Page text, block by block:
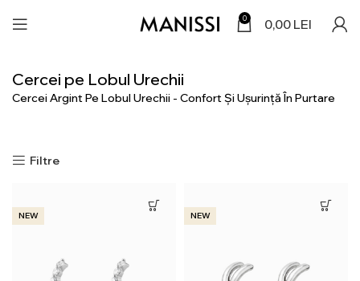
0 0,00 LEI
Cercei pe Lobul Urechii
Cercei Argint Pe Lobul Urechii - Confort Și Ușurință În Purtare
Filtre
NEW NEW